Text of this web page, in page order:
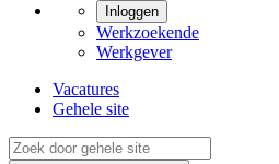
Inloggen
Werkzoekende
Werkgever
Vacatures
Gehele site